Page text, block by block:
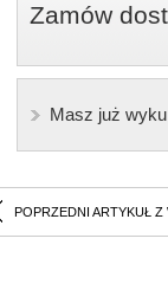
Zamów
Masz już
POPRZEDNI ARTYKUŁ Z